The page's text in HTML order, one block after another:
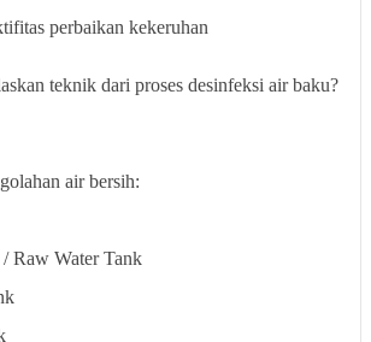
perbaikan kekeruhan
teknik dari proses desinfeksi air baku?
air bersih:
Raw Water Tank